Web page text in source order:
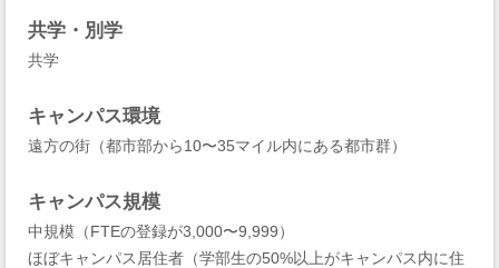
共学・別学
共学
キャンパス環境
遠方の街（都市部から10〜35マイル内にある都市群）
キャンパス規模
中規模（FTEの登録が3,000〜9,999）
ほぼキャンパス居住者（学部生の50%以上がキャンパス内に住